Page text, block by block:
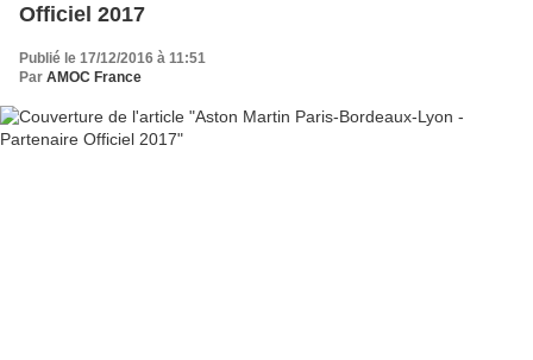
Officiel 2017
Publié le 17/12/2016 à 11:51
Par AMOC France